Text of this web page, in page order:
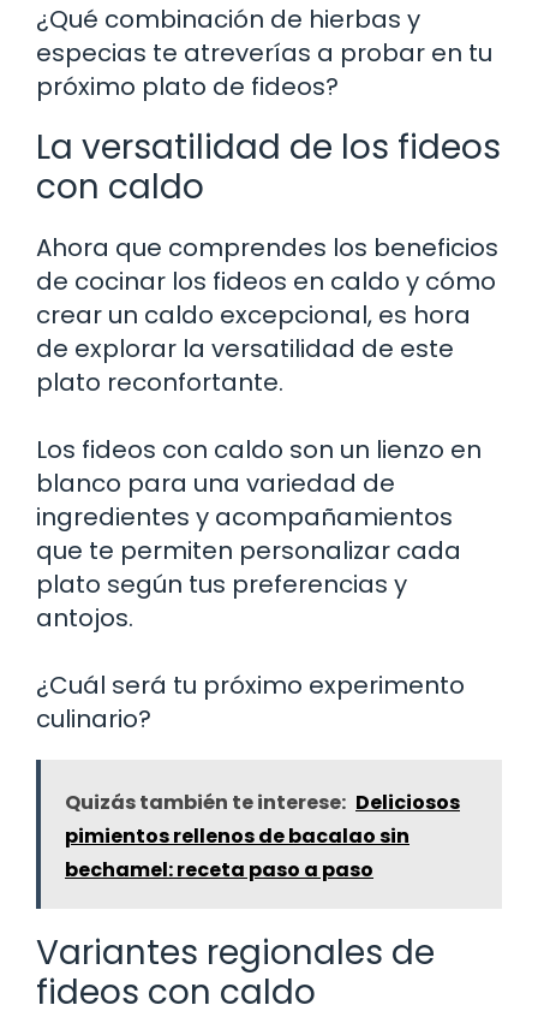
¿Qué combinación de hierbas y
especias te atreverías a probar en tu
próximo plato de fideos?
La versatilidad de los fideos
con caldo
Ahora que comprendes los beneficios
de cocinar los fideos en caldo y cómo
crear un caldo excepcional, es hora
de explorar la versatilidad de este
plato reconfortante.
Los fideos con caldo son un lienzo en
blanco para una variedad de
ingredientes y acompañamientos
que te permiten personalizar cada
plato según tus preferencias y
antojos.
¿Cuál será tu próximo experimento
culinario?
Quizás también te interese: Deliciosos
pimientos rellenos de bacalao sin
bechamel: receta paso a paso
Variantes regionales de
fideos con caldo